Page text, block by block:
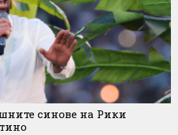
синове на Рики